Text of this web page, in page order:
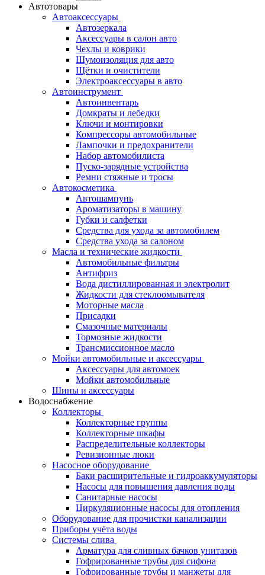
Автотовары
Автоаксессуары
Автозеркала
Аксессуары в салон авто
Чехлы и коврики
Шумоизоляция для авто
Щётки и очистители
Электроаксессуары в авто
Автоинструмент
Автоинвентарь
Домкраты и лебедки
Ключи и монтировки
Компрессоры автомобильные
Лампочки и предохранители
Набор автомобилиста
Пуско-зарядные устройства
Ремни стяжные и тросы
Автокосметика
Автошампунь
Ароматизаторы в машину
Губки и салфетки
Средства для ухода за автомобилем
Средства ухода за салоном
Масла и технические жидкости
Автомобильные фильтры
Антифриз
Вода дистиллированная и электролит
Жидкости для стеклоомывателя
Моторные масла
Присадки
Смазочные материалы
Тормозные жидкости
Трансмиссионное масло
Мойки автомобильные и аксессуары
Аксессуары для автомоек
Мойки автомобильные
Шины и аксессуары
Водоснабжение
Коллекторы
Коллекторные группы
Коллекторные шкафы
Распределительные коллекторы
Ревизионные люки
Насосное оборудование
Баки расширительные и гидроаккумуляторы
Насосы для повышения давления воды
Санитарные насосы
Циркуляционные насосы для отопления
Оборудование для прочистки канализации
Приборы учёта воды
Системы слива
Арматура для сливных бачков унитазов
Гофрированные трубы для сифона
Гофрированные трубы и манжеты для